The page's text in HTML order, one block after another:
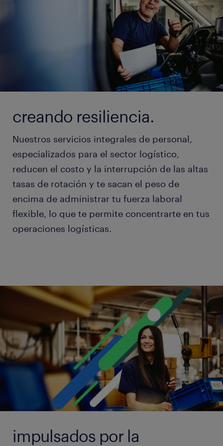
creando resiliencia.
Nuestros servicios integrales de personal,
especializados para el sector logístico,
reducen el costo y la interrupción de las altas
tasas de rotación y te sacan el peso de
encima de administrar tu fuerza laboral
flexible, lo que te permite concentrarte en tus
operaciones logísticas.
impulsados por la